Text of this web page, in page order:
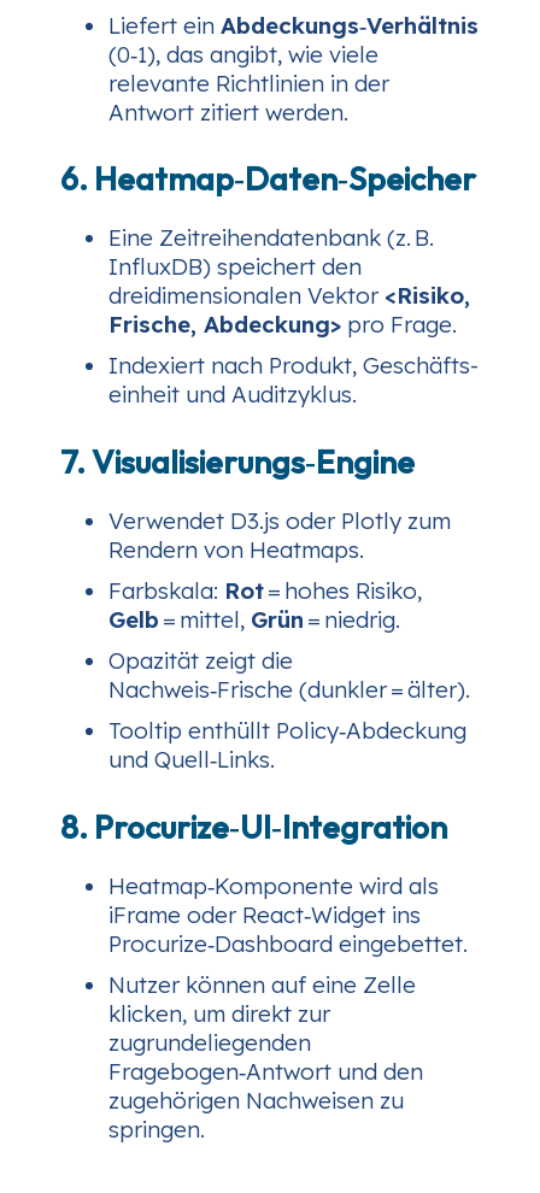
Liefert ein Abdeckungs‑Verhältnis
(0‑1), das angibt, wie viele
relevante Richtlinien in der
Antwort zitiert werden.
6. Heatmap‑Daten‑Speicher
Eine Zeitreihendatenbank (z. B.
InfluxDB) speichert den
dreidimensionalen Vektor <Risiko,
Frische, Abdeckung> pro Frage.
Indexiert nach Produkt, Geschäfts­
einheit und Auditzyklus.
7. Visualisierungs‑Engine
Verwendet D3.js oder Plotly zum
Rendern von Heatmaps.
Farbskala: Rot= hohes Risiko,
Gelb = mittel, Grün = niedrig.
Opazität zeigt die
Nachweis‑Frische (dunkler = älter).
Tooltip enthüllt Policy‑Abdeckung
und Quell‑Links.
8. Procurize‑UI‑Integration
Heatmap‑Komponente wird als
iFrame oder React‑Widget ins
Procurize‑Dashboard eingebettet.
Nutzer können auf eine Zelle
klicken, um direkt zur
zugrundeliegenden
Fragebogen‑Antwort und den
zugehörigen Nachweisen zu
springen.